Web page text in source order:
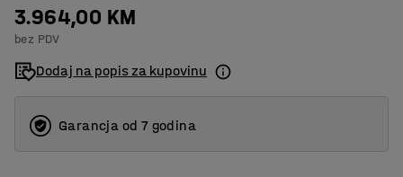
3.964,00 KM
bez PDV
Dodaj na popis za kupovinu
Garancja od 7 godina